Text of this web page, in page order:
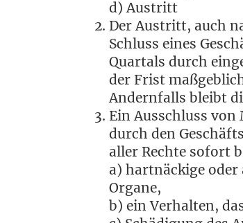
d) Austritt
Der Aus­tritt, auch
Schluss eines
Quar­tals durch
der Frist
Andern­falls bleibt
Ein Aus­schluss
durch den
aller Rech­te sofort
a) hart­nä­cki­ge
Organe,
b) ein Ver­hal­ten,